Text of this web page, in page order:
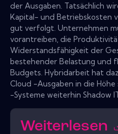
der Ausgaben. Tatsächlich
Kapital- und Betriebskosten
gut verfolgt. Unternehmen
vorantreiben, die
Widerstandsfähigkeit der
bestehender Belastung und
Budgets. Hybridarbeit hat
Cloud -Ausgaben in die
-Systeme weiterhin Shadow
Weiterlesen